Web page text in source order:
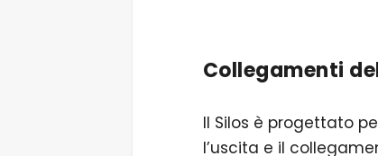
Collegamenti
Il Silos è progettato
l’uscita e il